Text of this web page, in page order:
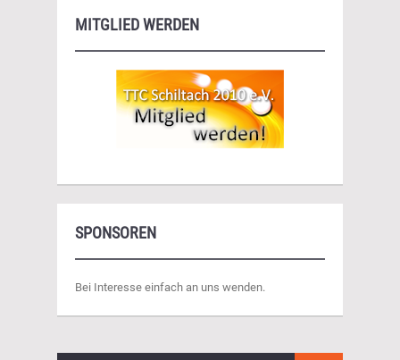
MITGLIED WERDEN
SPONSOREN
Bei Interesse einfach an uns wenden.